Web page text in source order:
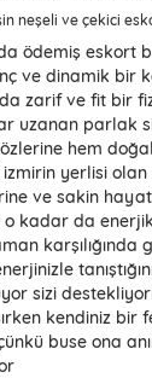
neşeli ve çekici
ödemiş eskort
ve dinamik bir
zarif ve fit bir
uzanan parlak
hem
yerlisi
ve sakin
o kadar da
karşılığında
sizi
kendiniz bir
buse ona